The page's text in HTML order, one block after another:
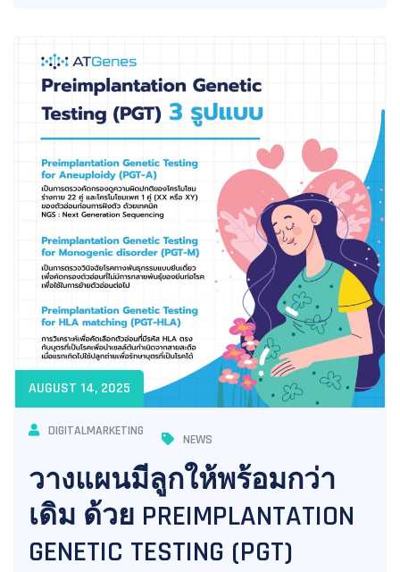
AUGUST 14, 2025
DIGITALMARKETING
NEWS
วางแผนมีลูกให้พร้อมกว่า
เดิม ด้วย PREIMPLANTATION
GENETIC TESTING (PGT)